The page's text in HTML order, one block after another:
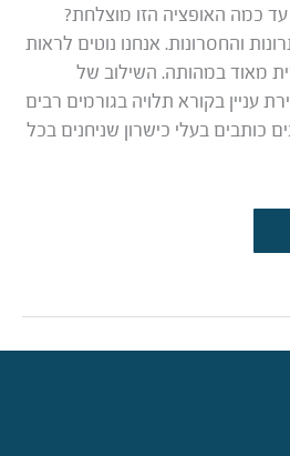
כמה האופציה הזו מוצלחת?
והחסרונות. אנחנו נוטים לראות
מאוד במהותה. השילוב של
עניין בקורא תלויה בגורמים רבים
כותבים בעלי כישרון שניחנים בכל